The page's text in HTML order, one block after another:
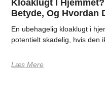
Kloaklugt I
Betyde, Og Hvordan
En ubehagelig kloaklugt i
potentielt skadelig, hvis den
Læs Mere